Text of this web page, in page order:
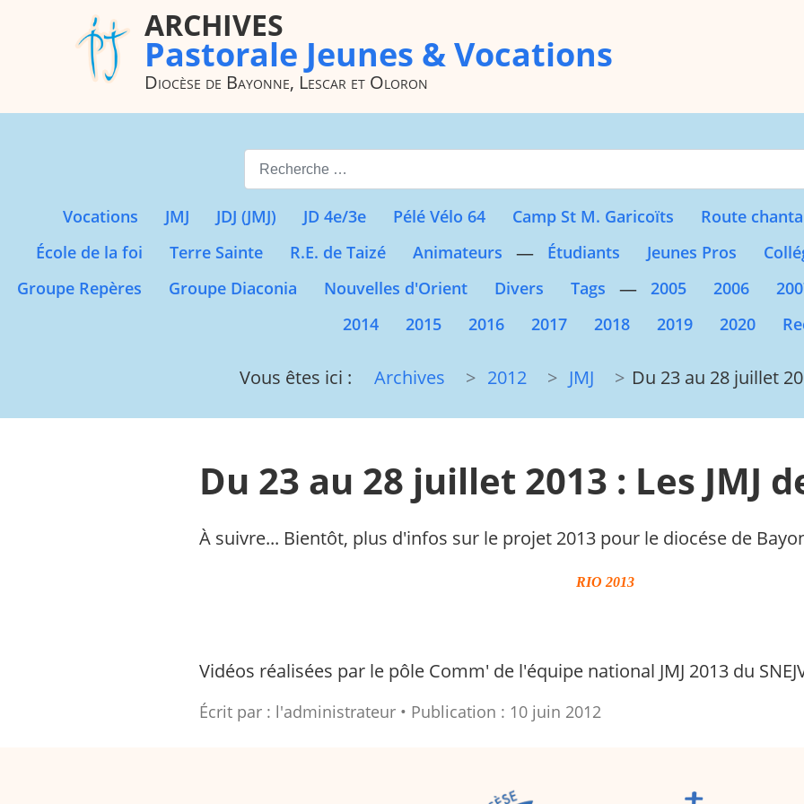
ARCHIVES
Pastorale Jeunes & Vocations
Diocèse de Bayonne, Lescar et Oloron
Valider
Vocations JMJ JDJ (JMJ) JD 4e/3e Pélé Vélo 64 Camp St M. Garicoïts Route
École de la foi
Terre Sainte R.E. de Taizé Animateurs — Étudiants Jeunes Pros
Groupe Repères
Groupe Diaconia Nouvelles d'Orient Divers Tags — 2005 2006
2014
2015 2016 2017 2018 2019 2020
Vous êtes ici : Archives 2012 JMJ Du 23 au 28 juillet
Du 23 au 28 juillet 2013 : Les JMJ
À suivre... Bientôt, plus d'infos sur le projet 2013 pour le diocése de
RIO 2013
Vidéos réalisées par le pôle Comm' de l'équipe national JMJ 2013 du
Écrit par : l'administrateur Publication : 10 juin 2012